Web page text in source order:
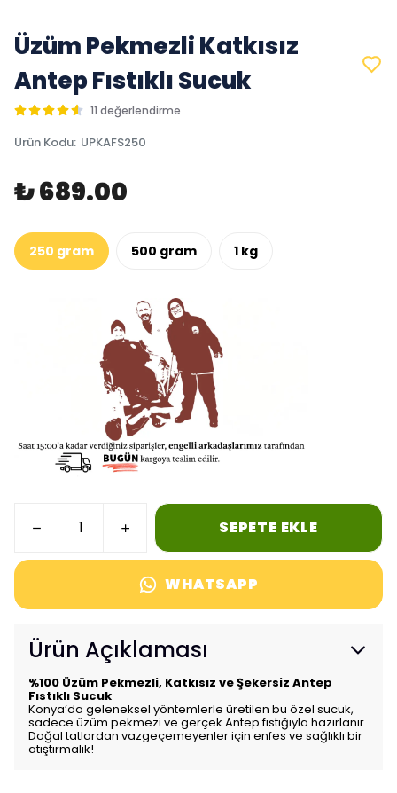
Üzüm Pekmezli Katkısız
Antep Fıstıklı Sucuk
11 değerlendirme
Ürün Kodu: UPKAFS250
₺ 689.00
250 gram 500 gram 1 kg
SEPETE EKLE
WHATSAPP
Ürün Açıklaması
%100 Üzüm Pekmezli, Katkısız ve Şekersiz Antep
Fıstıklı Sucuk
Konya’da geleneksel yöntemlerle üretilen bu özel sucuk,
sadece üzüm pekmezi ve gerçek Antep fıstığıyla hazırlanır.
Doğal tatlardan vazgeçemeyenler için enfes ve sağlıklı bir
atıştırmalık!